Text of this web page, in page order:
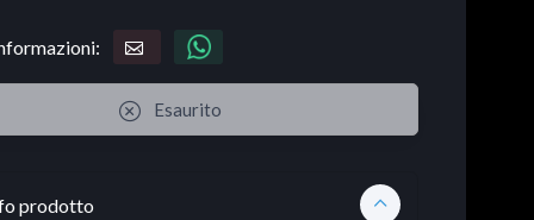
Esaurito
prodotto